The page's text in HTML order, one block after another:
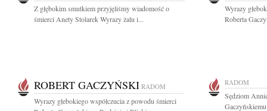
Z głębokim smutkiem przyjęliśmy wiadomość o
śmierci Anety Stolarek Wyrazy żalu i...
Wyrazy
Roberta
ROBERT GACZYŃSKI RADOM
Wyrazy głebokiego współczucia z powodu śmierci
RADOM
Sędziom